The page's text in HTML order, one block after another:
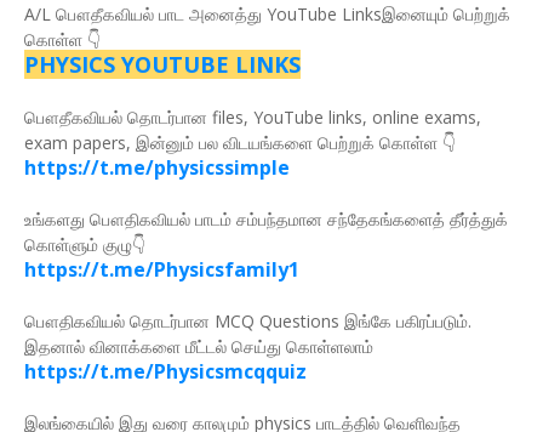
A/L பௌதீகவியல் பாட அனைத்து YouTube Linksஇனையும் பெற்றுக்
கொள்ள 👇
PHYSICS YOUTUBE LINKS
பௌதீகவியல் தொடர்பான files, YouTube links, online exams,
exam papers, இன்னும் பல விடயங்களை பெற்றுக் கொள்ள 👇
https://t.me/physicssimple
உங்களது பௌதிகவியல் பாடம் சம்பந்தமான சந்தேகங்களைத் தீர்த்துக்
கொள்ளும் குழு👇
https://t.me/Physicsfamily1
பௌதிகவியல் தொடர்பான MCQ Questions இங்கே பகிரப்படும்.
இதனால் வினாக்களை மீட்டல் செய்து கொள்ளலாம்
https://t.me/Physicsmcqquiz
இலங்கையில் இது வரை காலமும் physics பாடத்தில் வெளிவந்த